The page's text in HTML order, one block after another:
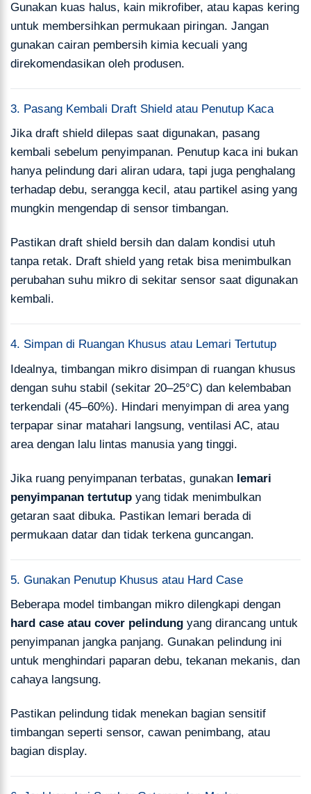
Gunakan kuas halus, kain mikrofiber, atau kapas kering
untuk membersihkan permukaan piringan. Jangan
gunakan cairan pembersih kimia kecuali yang
direkomendasikan oleh produsen.
3. Pasang Kembali Draft Shield atau Penutup Kaca
Jika draft shield dilepas saat digunakan, pasang
kembali sebelum penyimpanan. Penutup kaca ini bukan
hanya pelindung dari aliran udara, tapi juga penghalang
terhadap debu, serangga kecil, atau partikel asing yang
mungkin mengendap di sensor timbangan.
Pastikan draft shield bersih dan dalam kondisi utuh
tanpa retak. Draft shield yang retak bisa menimbulkan
perubahan suhu mikro di sekitar sensor saat digunakan
kembali.
4. Simpan di Ruangan Khusus atau Lemari Tertutup
Idealnya, timbangan mikro disimpan di ruangan khusus
dengan suhu stabil (sekitar 20–25°C) dan kelembaban
terkendali (45–60%). Hindari menyimpan di area yang
terpapar sinar matahari langsung, ventilasi AC, atau
area dengan lalu lintas manusia yang tinggi.
Jika ruang penyimpanan terbatas, gunakan lemari
penyimpanan tertutup yang tidak menimbulkan
getaran saat dibuka. Pastikan lemari berada di
permukaan datar dan tidak terkena guncangan.
5. Gunakan Penutup Khusus atau Hard Case
Beberapa model timbangan mikro dilengkapi dengan
hard case atau cover pelindung yang dirancang untuk
penyimpanan jangka panjang. Gunakan pelindung ini
untuk menghindari paparan debu, tekanan mekanis, dan
cahaya langsung.
Pastikan pelindung tidak menekan bagian sensitif
timbangan seperti sensor, cawan penimbang, atau
bagian display.